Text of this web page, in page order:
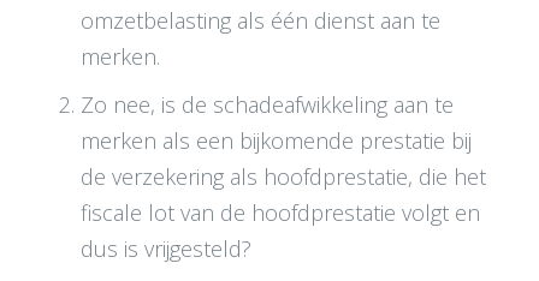
omzetbelasting als één dienst aan te
merken.
Zo nee, is de schadeafwikkeling aan te
merken als een bijkomende prestatie bij
de verzekering als hoofdprestatie, die het
fiscale lot van de hoofdprestatie volgt en
dus is vrijgesteld?